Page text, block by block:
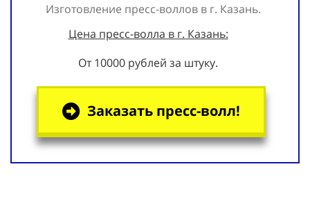
Изготовление пресс-воллов в г. Казань.
Цена пресс-волла в г. Казань:
От 10000 рублей за штуку.
Заказать пресс-волл!